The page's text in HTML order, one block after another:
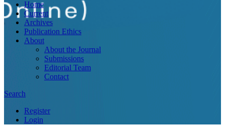
Home
Current
Archives
Publication Ethics
About
About the Journal
Submissions
Editorial Team
Contact
Search
Register
Login